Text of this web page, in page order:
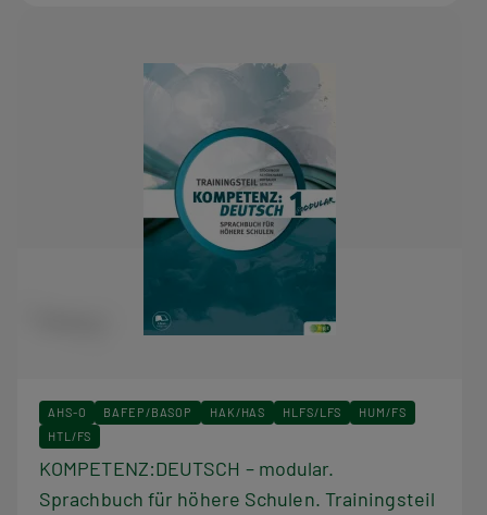
AHS-O BAFEP/BASOP HAK/HAS HLFS/LFS
HUM/FS
HTL/FS
KOMPETENZ:DEUTSCH – modular.
Sprachbuch für höhere Schulen. Trainingsteil